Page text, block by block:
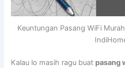
Keuntungan Pasang WiFi
Kalau lo masih ragu buat pasang